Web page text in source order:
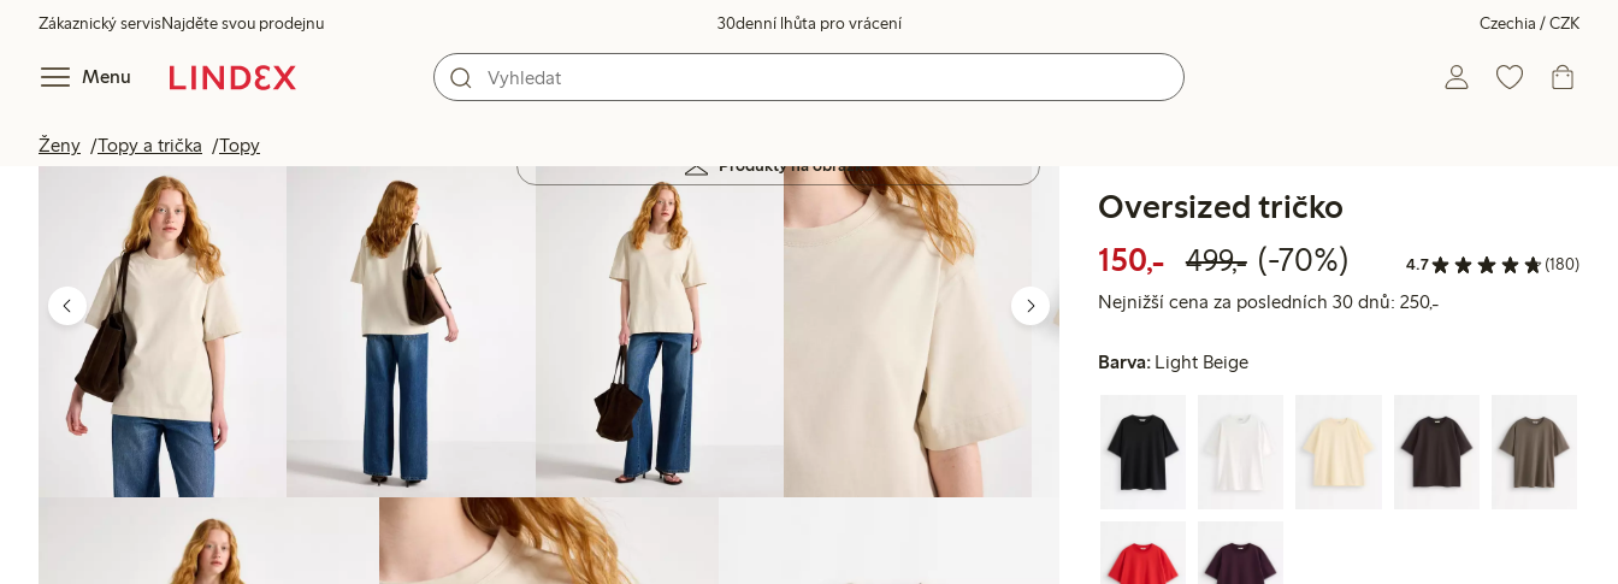
Zákaznický servisNajděte svou prodejnu 30denní lhůta pro vrácení Czechia / CZK
Menu
Ženy Topy a trička Topy
Produkty na obrázku
Oversized tričko
150,- Snížená cena: 150,00 Kč
499,-Běžná cena: 499,00 Kč
70% sleva
(-70%) 4.7 (180)
Nejnižší cena za posledních 30 dnů: 250,-Nejnižší cena za
Barva: Light Beige